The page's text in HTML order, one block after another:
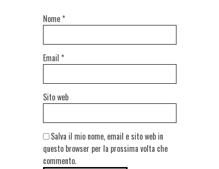
Nome *
Email *
Sito web
Salva il mio nome, email e sito web in
questo browser per la prossima volta che
commento.